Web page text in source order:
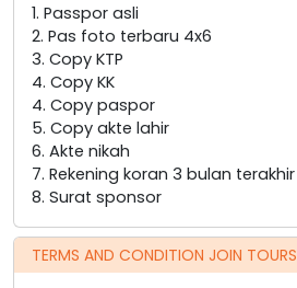
1. Passpor asli
2. Pas foto terbaru 4x6
3. Copy KTP
4. Copy KK
4. Copy paspor
5. Copy akte lahir
6. Akte nikah
7. Rekening koran 3 bulan terakhir
8. Surat sponsor
TERMS AND CONDITION JOIN TOURS